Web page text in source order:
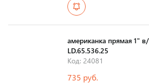
американка прямая 1"
LD.65.536.25
Код: 24081
735 руб.